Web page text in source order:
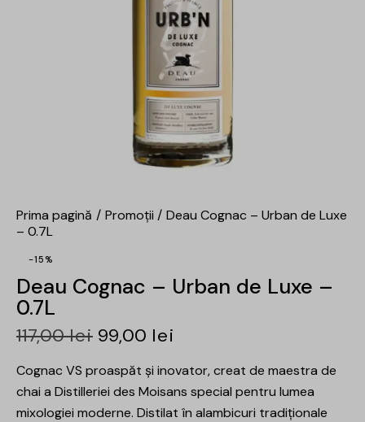
Prima pagină Promoții
Deau Cognac – Urban de Luxe
– 0.7L
-15%
Deau Cognac – Urban de Luxe –
0.7L
117,00lei 99,00 lei
Cognac VS proaspăt și inovator, creat de maestra de
chai a Distilleriei des Moisans special pentru lumea
mixologiei moderne. Distilat în alambicuri tradiționale